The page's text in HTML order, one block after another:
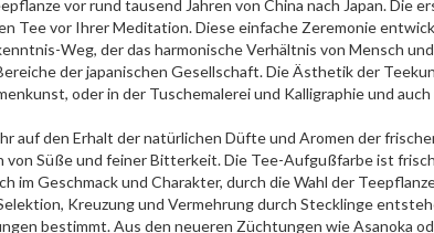
vor rund tausend Jahren von China nach Japan. Die
Tee vor Ihrer Meditation. Diese einfache Zeremonie
Weg, der das harmonische Verhältnis von Mensch
der japanischen Gesellschaft. Die Ästhetik der
oder in der Tuschemalerei und Kalligraphie und
auf den Erhalt der natürlichen Düfte und Aromen der
von Süße und feiner Bitterkeit. Die Tee-Aufgußfarbe ist
im Geschmack und Charakter, durch die Wahl der
Kreuzung und Vermehrung durch Stecklinge
bestimmt. Aus den neueren Züchtungen wie Asanoka